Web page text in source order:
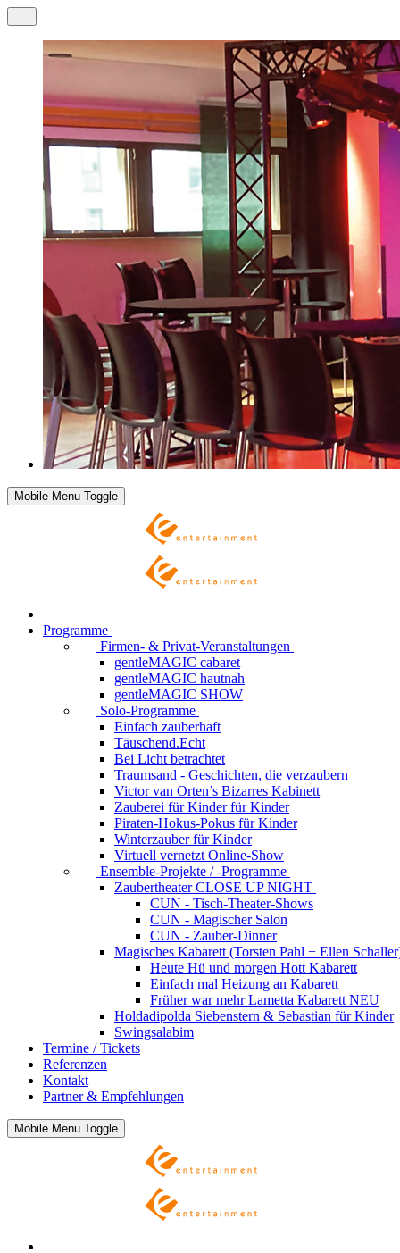
Mobile Menu Toggle
Programme
Firmen- & Privat-Veranstaltungen
gentleMAGIC cabaret
gentleMAGIC hautnah
gentleMAGIC SHOW
Solo-Programme
Einfach zauberhaft
Täuschend.Echt
Bei Licht betrachtet
Traumsand - Geschichten, die verzaubern
Victor van Orten’s Bizarres Kabinett
Zauberei für Kinder für Kinder
Piraten-Hokus-Pokus für Kinder
Winterzauber für Kinder
Virtuell vernetzt Online-Show
Ensemble-Projekte / -Programme
Zaubertheater CLOSE UP NIGHT
CUN - Tisch-Theater-Shows
CUN - Magischer Salon
CUN - Zauber-Dinner
Magisches Kabarett (Torsten Pahl + Ellen
Heute Hü und morgen Hott Kabarett
Einfach mal Heizung an Kabarett
Früher war mehr Lametta Kabarett NEU
Holdadipolda Siebenstern & Sebastian für Kinder
Swingsalabim
Termine / Tickets
Referenzen
Kontakt
Partner & Empfehlungen
Mobile Menu Toggle